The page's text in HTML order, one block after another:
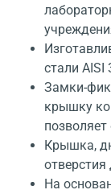
стали
Замки-
крышку
позволяет
Крышка,
На